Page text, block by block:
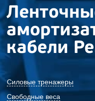
кабели
Силовые тренажеры
Свободные веса